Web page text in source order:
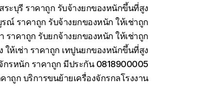
ระบุรี ราคาถูก รับจ้างยกของหนักขึ้นที่สูง
รณ์ ราคาถูก รับจ้างยกของหนัก ให้เช่าถูก
ราคาถูก รับยกจ้างยกของหนัก ให้เช่าถูก
ให้เช่า ราคาถูก เทปูนยกของหนักขึ้นที่สูง
กรหนัก ราคาถูก มีประกัน 0818900005
าถูก บริการขนย้ายเครื่องจักรกลโรงงาน